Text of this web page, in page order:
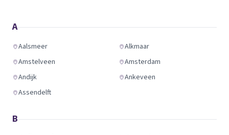
A
Aalsmeer
Alkmaar
Amstelveen
Amsterdam
Andijk
Ankeveen
Assendelft
B